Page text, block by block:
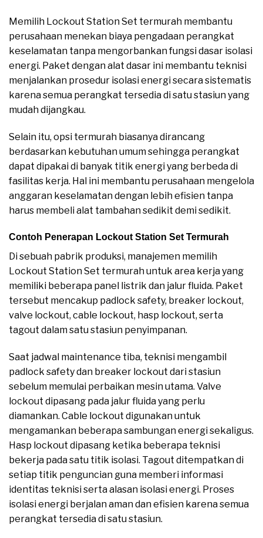
Memilih Lockout Station Set termurah membantu
perusahaan menekan biaya pengadaan perangkat
keselamatan tanpa mengorbankan fungsi dasar isolasi
energi. Paket dengan alat dasar ini membantu teknisi
menjalankan prosedur isolasi energi secara sistematis
karena semua perangkat tersedia di satu stasiun yang
mudah dijangkau.
Selain itu, opsi termurah biasanya dirancang
berdasarkan kebutuhan umum sehingga perangkat
dapat dipakai di banyak titik energi yang berbeda di
fasilitas kerja. Hal ini membantu perusahaan mengelola
anggaran keselamatan dengan lebih efisien tanpa
harus membeli alat tambahan sedikit demi sedikit.
Contoh Penerapan Lockout Station Set Termurah
Di sebuah pabrik produksi, manajemen memilih
Lockout Station Set termurah untuk area kerja yang
memiliki beberapa panel listrik dan jalur fluida. Paket
tersebut mencakup padlock safety, breaker lockout,
valve lockout, cable lockout, hasp lockout, serta
tagout dalam satu stasiun penyimpanan.
Saat jadwal maintenance tiba, teknisi mengambil
padlock safety dan breaker lockout dari stasiun
sebelum memulai perbaikan mesin utama. Valve
lockout dipasang pada jalur fluida yang perlu
diamankan. Cable lockout digunakan untuk
mengamankan beberapa sambungan energi sekaligus.
Hasp lockout dipasang ketika beberapa teknisi
bekerja pada satu titik isolasi. Tagout ditempatkan di
setiap titik penguncian guna memberi informasi
identitas teknisi serta alasan isolasi energi. Proses
isolasi energi berjalan aman dan efisien karena semua
perangkat tersedia di satu stasiun.